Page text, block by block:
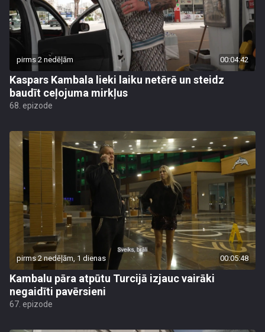
pirms 2 nedēļām 00:04:42
Kaspars Kambala lieki laiku netērē un steidz
baudīt ceļojuma mirkļus
68. epizode
pirms 2 nedēļām, 1 dienas 00:05:48
Kambalu pāra atpūtu Turcijā izjauc vairāki
negaidīti pavērsieni
67. epizode